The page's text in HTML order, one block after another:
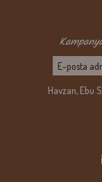
Havzan, Ebu